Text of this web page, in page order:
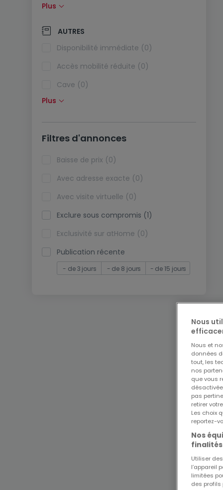
Panneaux solaires (0)
Pompe à chaleur (0)
Climatisation (0)
Fibre optique (0)
Plus
AUTRES
Disponibilité immédiate (0)
Accès mobilité réduite (0)
Cave (0)
Grenier (0)
Ascenseur (0)
Viager (0)
Biens de vacances (0)
Plus
Filtres d'annonces
Baisse de prix (0)
Avec adresse exacte (0)
Avec visite virtuelle (0)
Exclure sous compromis (1)
Exclusivité sur atHome (0)
Publication récente
- de 3 jours - de 8 jours - de 15 jours
Nous
Nous et
données
tout, les
nos
que vous
pas
retirer
Les choix
reportez-
Nos
Utiliser
l’appareil
limitées
des